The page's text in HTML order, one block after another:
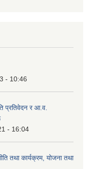
- 10:46
प्रतिवेदन र आ.व.
- 16:04
तथा कार्यक्रम, योजना तथा